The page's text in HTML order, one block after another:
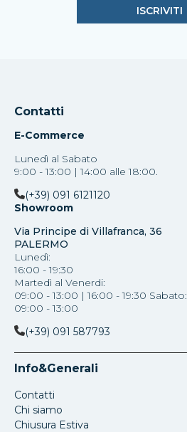
Contatti
E-Commerce
Lunedì al Sabato
9:00 - 13:00 | 14:00 alle 18:00.
(+39) 091 6121120
Showroom
Via Principe di Villafranca, 36
PALERMO
Lunedì:
16:00 - 19:30
Martedì al Venerdi:
09:00 - 13:00 | 16:00 - 19:30 Sabato:
09:00 - 13:00
(+39) 091 587793
Info&Generali
Contatti
Chi siamo
Chiusura Estiva